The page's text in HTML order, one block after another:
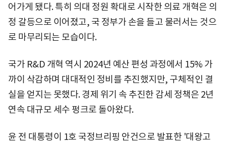
어가게 됐다. 특히 의대 정원 확대로 시작한 의료 개혁은 의
정 갈등으로 이어졌고, 국 정부가 손을 들고 물러서는 것으
로 마무리되는 모습이다.
국가 R&D 개혁 역시 2024년 예산 편성 과정에서 15% 가
까이 삭감하며 대대적인 정비를 추진했지만, 구체적인 결
실을 얻지는 못했다. 경제 위기 속 추진한 감세 정책은 2년
연속 대규모 세수 펑크로 돌아왔다.
윤 전 대통령이 1호 국정브리핑 안건으로 발표한 '대왕고